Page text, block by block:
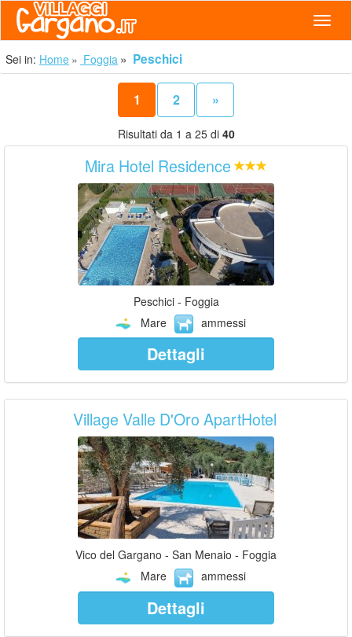
Sei in: Home Foggia Peschici
1 2 »
Risultati da 1 a 25 di 40
Mira Hotel Residence
Peschici - Foggia
Mare
ammessi
Dettagli
Village Valle D'Oro ApartHotel
Vico del Gargano - San Menaio - Foggia
Mare
ammessi
Dettagli